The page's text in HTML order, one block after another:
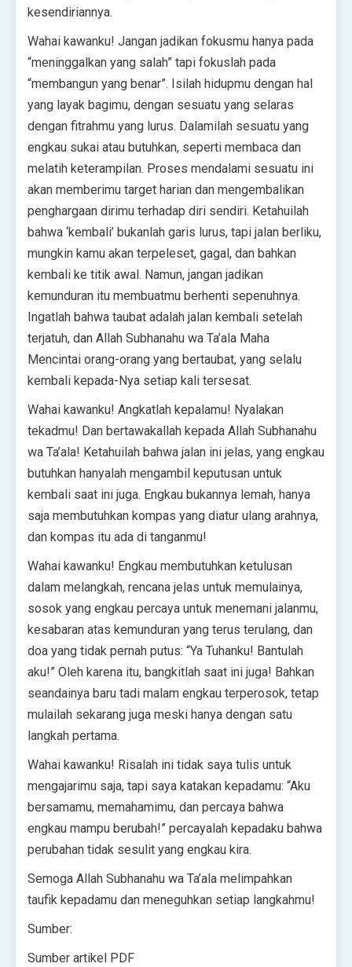
kesendiriannya.
Wahai kawanku! Jangan jadikan fokusmu hanya pada
“meninggalkan yang salah” tapi fokuslah pada
“membangun yang benar”. Isilah hidupmu dengan hal
yang layak bagimu, dengan sesuatu yang selaras
dengan fitrahmu yang lurus. Dalamilah sesuatu yang
engkau sukai atau butuhkan, seperti membaca dan
melatih keterampilan. Proses mendalami sesuatu ini
akan memberimu target harian dan mengembalikan
penghargaan dirimu terhadap diri sendiri. Ketahuilah
bahwa ‘kembali’ bukanlah garis lurus, tapi jalan berliku,
mungkin kamu akan terpeleset, gagal, dan bahkan
kembali ke titik awal. Namun, jangan jadikan
kemunduran itu membuatmu berhenti sepenuhnya.
Ingatlah bahwa taubat adalah jalan kembali setelah
terjatuh, dan Allah Subhanahu wa Ta’ala Maha
Mencintai orang-orang yang bertaubat, yang selalu
kembali kepada-Nya setiap kali tersesat.
Wahai kawanku! Angkatlah kepalamu! Nyalakan
tekadmu! Dan bertawakallah kepada Allah Subhanahu
wa Ta’ala! Ketahuilah bahwa jalan ini jelas, yang engkau
butuhkan hanyalah mengambil keputusan untuk
kembali saat ini juga. Engkau bukannya lemah, hanya
saja membutuhkan kompas yang diatur ulang arahnya,
dan kompas itu ada di tanganmu!
Wahai kawanku! Engkau membutuhkan ketulusan
dalam melangkah, rencana jelas untuk memulainya,
sosok yang engkau percaya untuk menemani jalanmu,
kesabaran atas kemunduran yang terus terulang, dan
doa yang tidak pernah putus: “Ya Tuhanku! Bantulah
aku!” Oleh karena itu, bangkitlah saat ini juga! Bahkan
seandainya baru tadi malam engkau terperosok, tetap
mulailah sekarang juga meski hanya dengan satu
langkah pertama.
Wahai kawanku! Risalah ini tidak saya tulis untuk
mengajarimu saja, tapi saya katakan kepadamu: “Aku
bersamamu, memahamimu, dan percaya bahwa
engkau mampu berubah!” percayalah kepadaku bahwa
perubahan tidak sesulit yang engkau kira.
Semoga Allah Subhanahu wa Ta’ala melimpahkan
taufik kepadamu dan meneguhkan setiap langkahmu!
Sumber:
Sumber artikel PDF